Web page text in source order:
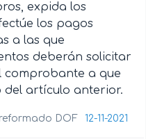
expida los
los pagos
a las que
deberán solicitar
comprobante a que
del artículo anterior.
DOF 12-11-2021